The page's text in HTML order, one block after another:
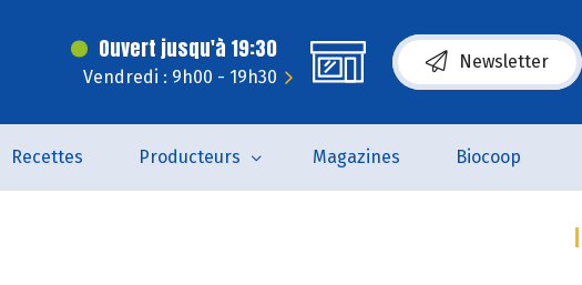
Ouvert jusqu'à 19:30
Vendredi : 9h00 - 19h30
Newsletter
(s’ouvre dans une
Recettes Producteurs Magazines Biocoop